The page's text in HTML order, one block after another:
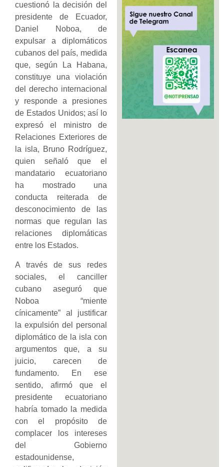
cuestionó la decisión del
presidente de Ecuador,
Daniel Noboa, de
expulsar a diplomáticos
cubanos del país, medida
que, según La Habana,
constituye una violación
del derecho internacional
y responde a presiones
de Estados Unidos; así lo
expresó el ministro de
Relaciones Exteriores de
la isla, Bruno Rodríguez,
quien señaló que el
mandatario ecuatoriano
ha mostrado una
conducta reiterada de
desconocimiento de las
normas que regulan las
relaciones diplomáticas
entre los Estados.
A través de sus redes
sociales, el canciller
cubano aseguró que
Noboa “miente
cínicamente” al justificar
la expulsión del personal
diplomático de la isla con
argumentos que, a su
juicio, carecen de
fundamento. En ese
sentido, afirmó que el
presidente ecuatoriano
habría tomado la medida
con el propósito de
complacer los intereses
del Gobierno
estadounidense,